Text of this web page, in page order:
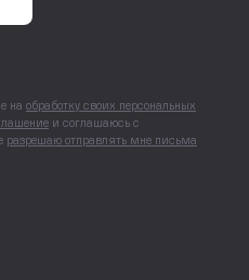
на обработку своих персональных
и соглашаюсь с
разрешаю отправлять мне письма